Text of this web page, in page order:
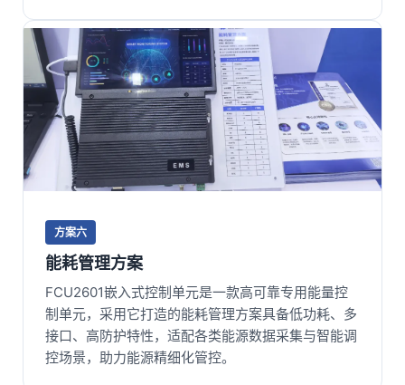
方案六
能耗管理方案
FCU2601嵌入式控制单元是一款高可靠专用能量控
制单元，采用它打造的能耗管理方案具备低功耗、多
接口、高防护特性，适配各类能源数据采集与智能调
控场景，助力能源精细化管控。